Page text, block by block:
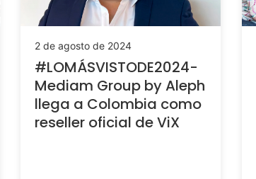
2 de agosto de 2024
#LOMÁSVISTODE2024-
Mediam Group by Aleph
llega a Colombia como
reseller oficial de ViX